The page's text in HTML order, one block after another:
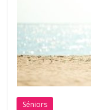
Séniors